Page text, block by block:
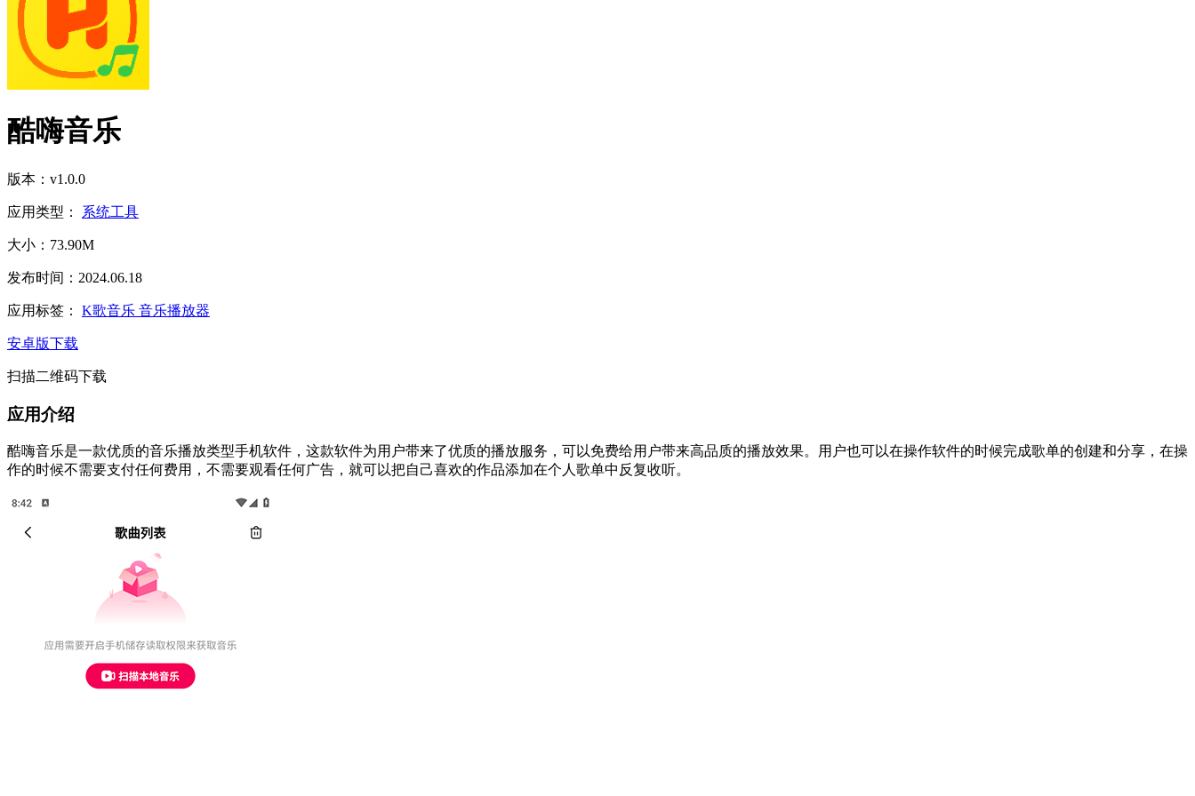
酷嗨音乐
版本：v1.0.0
应用类型： 系统工具
大小：73.90M
发布时间：2024.06.18
应用标签： K歌音乐 音乐播放器
安卓版下载
扫描二维码下载
应用介绍
酷嗨音乐是一款优质的音乐播放类型手机软件，这款软件为用户带来了优质的播放服务，可以免费给用户带来高品质的播放效果。用户也可以在操作软件的时候完成歌单的创建和分享，在操
作的时候不需要支付任何费用，不需要观看任何广告，就可以把自己喜欢的作品添加在个人歌单中反复收听。